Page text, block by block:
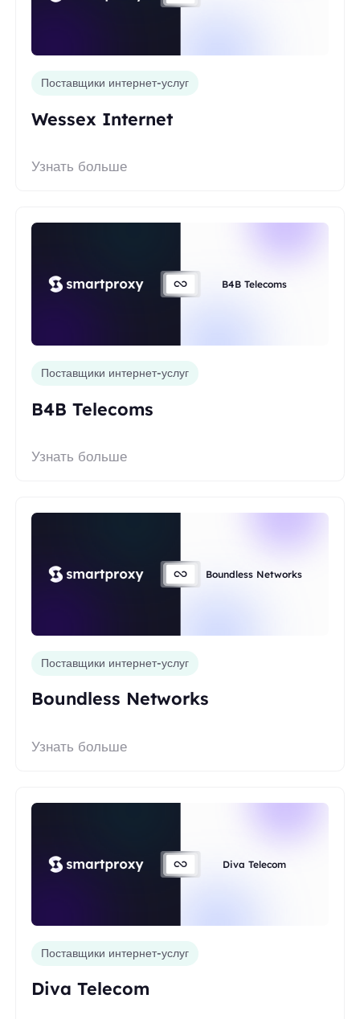
Поставщики интернет-услуг
Wessex Internet
Узнать больше
B4B Telecoms
Поставщики интернет-услуг
B4B Telecoms
Узнать больше
Boundless Networks
Поставщики интернет-услуг
Boundless Networks
Узнать больше
Diva Telecom
Поставщики интернет-услуг
Diva Telecom